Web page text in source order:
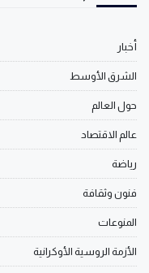
أخبار
الشرق الأوسط
حول العالم
عالم الاقتصاد
رياضة
فنون وثقافة
المنوعات
الأزمة الروسية الأوكرانية